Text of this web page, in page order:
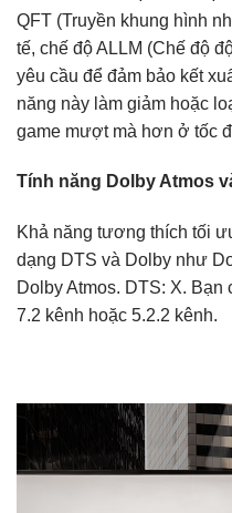
QFT (Truyền khung hình
tế, chế độ ALLM (Chế độ
yêu cầu để đảm bảo kết
năng này làm giảm hoặc
game mượt mà hơn ở tốc
Tính năng Dolby Atmos
Khả năng tương thích tối
dạng DTS và Dolby như
Dolby Atmos. DTS: X.
7.2 kênh hoặc 5.2.2 kênh.